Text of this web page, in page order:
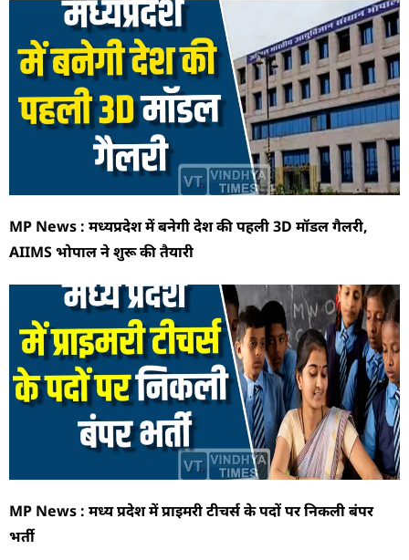
MP News : मध्यप्रदेश में बनेगी देश की पहली 3D मॉडल गैलरी,
AIIMS भोपाल ने शुरू की तैयारी
MP News : मध्य प्रदेश में प्राइमरी टीचर्स के पदों पर निकली बंपर
भर्ती